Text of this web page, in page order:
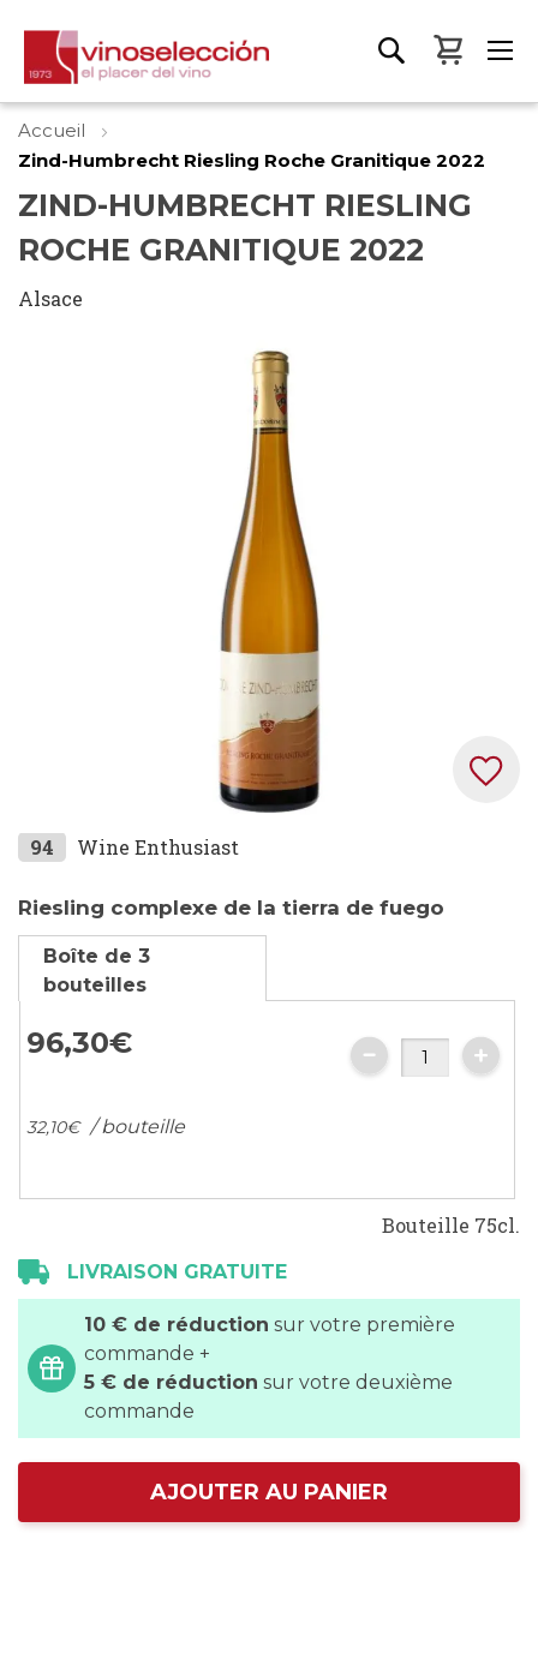
Mon
Accueil
Zind-Humbrecht Riesling Roche Granitique 2022
ZIND-HUMBRECHT RIESLING
ROCHE GRANITIQUE 2022
Alsace
Skip
the
beginning
the
gallery
94 Wine Enthusiast
Riesling complexe de la tierra de fuego
Boîte de 3
bouteilles
96,30€
32,10€ / bouteille
Bouteille 75cl.
LIVRAISON GRATUITE
10 € de réduction sur votre première
commande +
5 € de réduction sur votre deuxième
commande
AJOUTER AU PANIER